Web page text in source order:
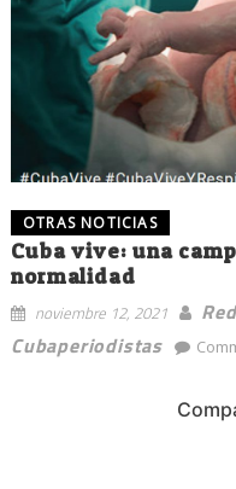
OTRAS NOTICIAS
Cuba vive: una
normalidad
noviembre 12, 2021
Cubaperiodistas